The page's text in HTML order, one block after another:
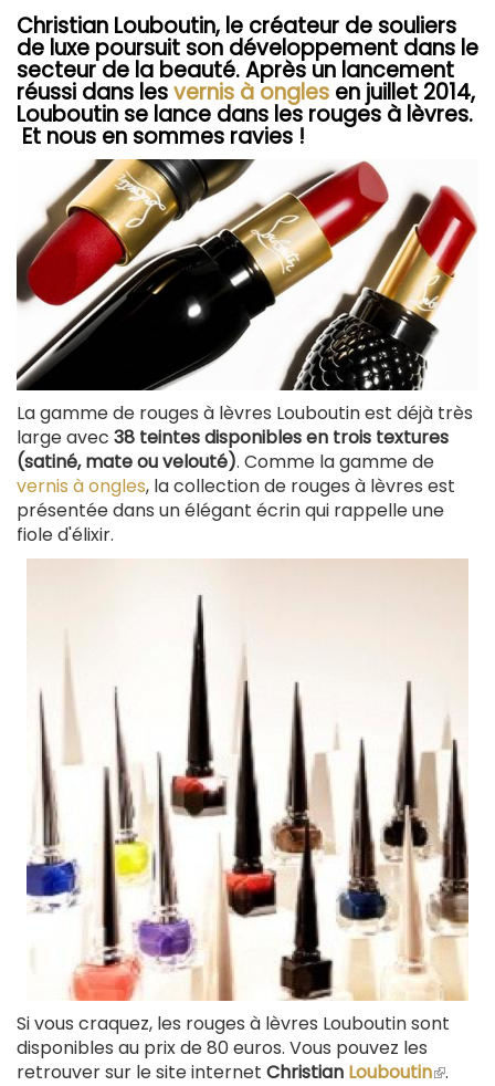
Christian Louboutin, le créateur de souliers
de luxe poursuit son développement dans le
secteur de la beauté. Après un lancement
réussi dans lesvernis à ongles en juillet 2014,
Louboutin se lance dans les rouges à lèvres.
Et nous en sommes ravies !
La gamme de rouges à lèvres Louboutin est déjà très
large avec 38 teintes disponibles en trois textures
(satiné, mate ou velouté). Comme la gamme de
vernis à ongles, la collection de rouges à lèvres est
présentée dans un élégant écrin qui rappelle une
fiole d'élixir.
Si vous craquez, les rouges à lèvres Louboutin sont
disponibles au prix de 80 euros. Vous pouvez les
retrouver sur le site internet Christian Louboutin(le.